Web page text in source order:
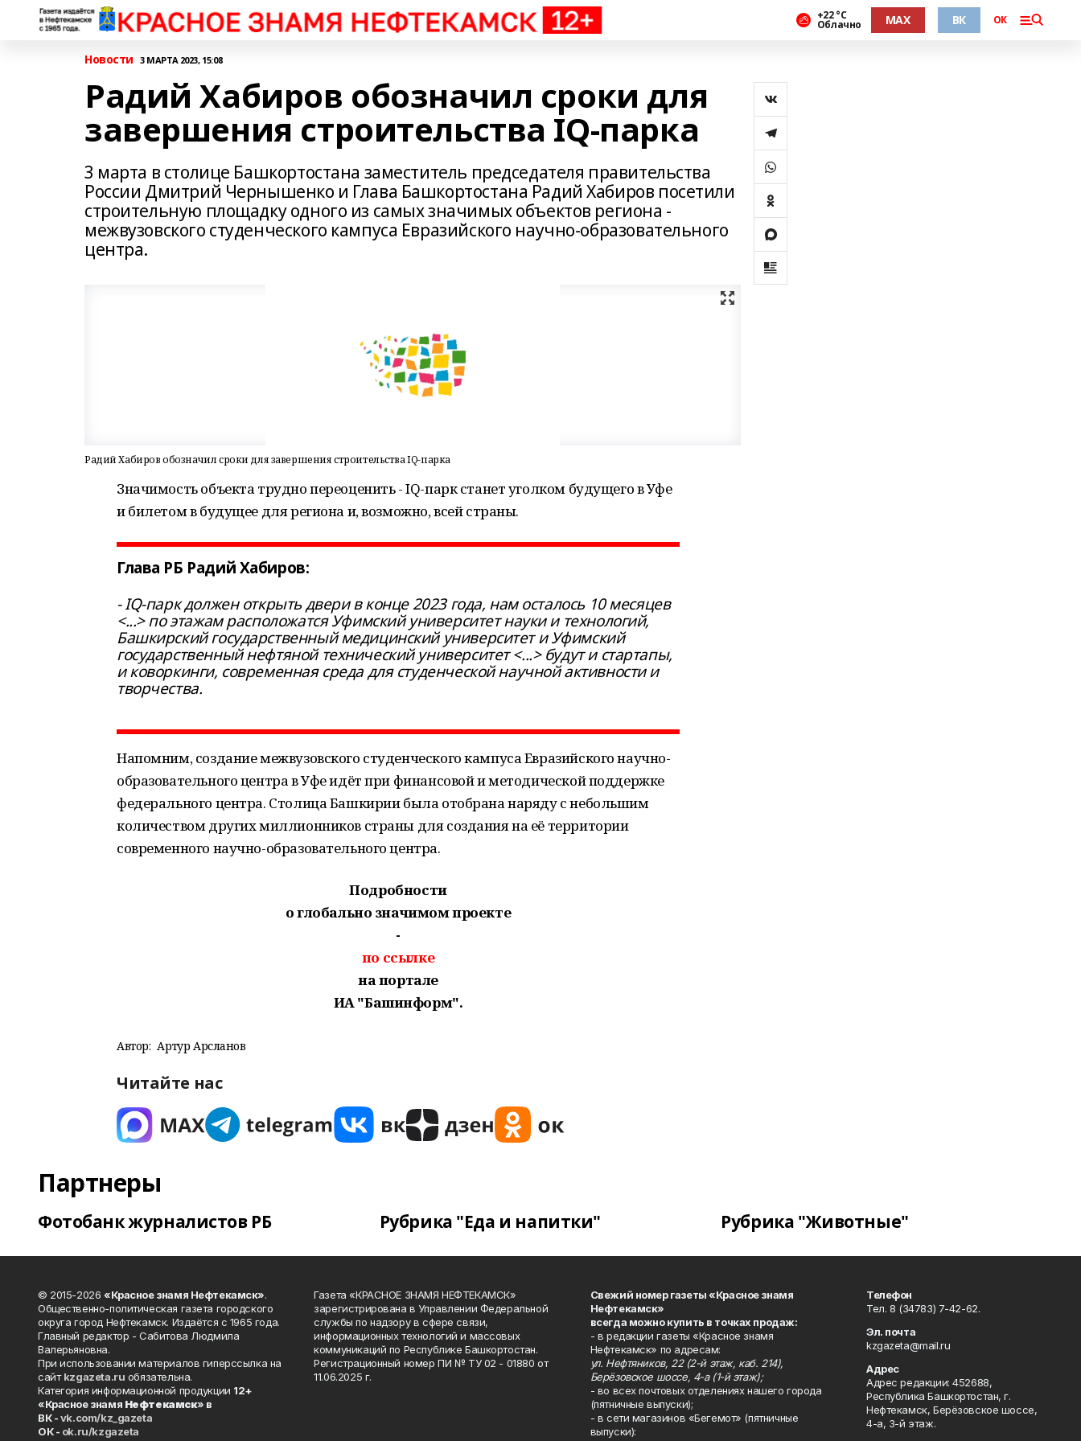
+22 °С
Облачно MAX ВК ОК
Новости 3 МАРТА 2023, 15:08
Радий Хабиров обозначил сроки для
завершения строительства IQ-парка
3 марта в столице Башкортостана заместитель председателя правительства
России Дмитрий Чернышенко и Глава Башкортостана Радий Хабиров посетили
строительную площадку одного из самых значимых объектов региона -
межвузовского студенческого кампуса Евразийского научно-образовательного
центра.
Радий Хабиров обозначил сроки для завершения строительства IQ-парка
Значимость объекта трудно переоценить - IQ-парк станет уголком будущего в Уфе
и билетом в будущее для региона и, возможно, всей страны.
Глава РБ Радий Хабиров:
- IQ-парк должен открыть двери в конце 2023 года, нам осталось 10 месяцев
<...> по этажам расположатся Уфимский университет науки и технологий,
Башкирский государственный медицинский университет и Уфимский
государственный нефтяной технический университет <...> будут и стартапы,
и коворкинги, современная среда для студенческой научной активности и
творчества.
Напомним, создание межвузовского студенческого кампуса Евразийского научно-
образовательного центра в Уфе идёт при финансовой и методической поддержке
федерального центра. Столица Башкирии была отобрана наряду с небольшим
количеством других миллионников страны для создания на её территории
современного научно-образовательного центра.
Подробности
о глобально значимом проекте
-
по ссылке
на портале
ИА "Башинформ".
Автор: Артур Арсланов
Читайте нас
Партнеры
Фотобанк журналистов РБ Рубрика "Еда и напитки" Рубрика "Животные"
© 2015-2026 «Красное знамя Нефтекамск».
Общественно-политическая газета городского
округа город Нефтекамск. Издаётся с 1965 года.
Главный редактор - Сабитова Людмила
Валерьяновна.
При использовании материалов гиперссылка на
сайтkzgazeta.ru обязательна.
Категория информационной продукции 12+
«Красное знамя Нефтекамск» в
ВК -vk.com/kz_gazeta
ОК - ok.ru/kzgazeta
Газета «КРАСНОЕ ЗНАМЯ НЕФТЕКАМСК»
зарегистрирована в Управлении Федеральной
службы по надзору в сфере связи,
информационных технологий и массовых
коммуникаций по Республике Башкортостан.
Регистрационный номер ПИ № ТУ 02 - 01880 от
11.06.2025 г.
Свежий номер газеты «Красное знамя
Нефтекамск»
всегда можно купить в точках продаж:
- в редакции газеты «Красное знамя
Нефтекамск» по адресам:
ул. Нефтяников, 22 (2-й этаж, каб. 214),
Берёзовское шоссе, 4-а (1-й этаж);
- во всех почтовых отделениях нашего города
(пятничные выпуски);
- в сети магазинов «Бегемот» (пятничные
выпуски):
Телефон
Тел. 8 (34783) 7-42-62.
Эл. почта
kzgazeta@mail.ru
Адрес
Адрес редакции: 452688,
Республика Башкортостан, г.
Нефтекамск, Берёзовское шоссе,
4-а, 3-й этаж.